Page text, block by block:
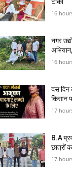
16
नगर
16
दस दिन
किसान
17
B.A
छात्रों
17